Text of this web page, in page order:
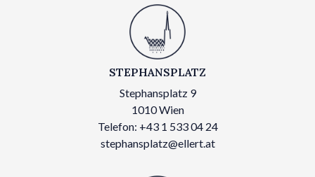
STEPHANSPLATZ
Stephansplatz 9
1010 Wien
Telefon: +43 1 533 04 24
stephansplatz@ellert.at